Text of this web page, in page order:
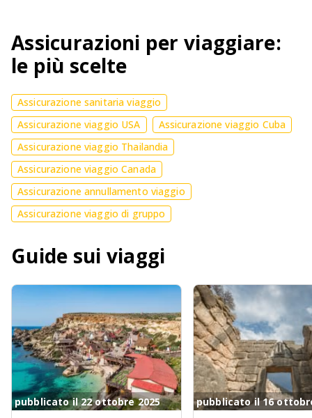
Assicurazioni per viaggiare:
le più scelte
Assicurazione sanitaria viaggio
Assicurazione viaggio USA
Assicurazione viaggio Cuba
Assicurazione viaggio Thailandia
Assicurazione viaggio Canada
Assicurazione annullamento viaggio
Assicurazione viaggio di gruppo
Guide sui viaggi
pubblicato il 22 ottobre 2025 pubblicato il 16